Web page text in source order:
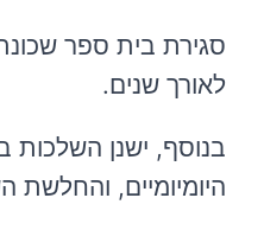
סגירת בית ספר
לאורך שנים.
בנוסף, ישנן השלכות
היומיומיים, והחלשת